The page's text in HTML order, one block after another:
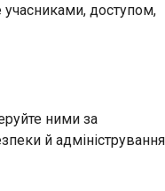
учасниками, доступом,
ними за
й адміністрування